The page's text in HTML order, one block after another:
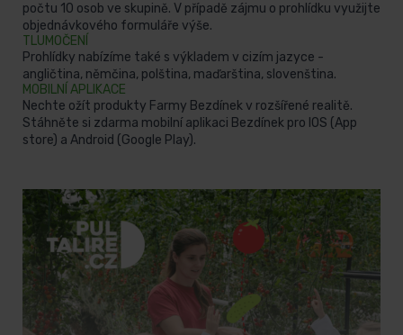
počtu 10 osob ve skupině. V případě zájmu o prohlídku využijte
objednávkového formuláře výše.
TLUMOČENÍ
Prohlídky nabízíme také s výkladem v cizím jazyce -
angličtina, němčina, polština, maďarština, slovenština.
MOBILNÍ APLIKACE
Nechte ožít produkty Farmy Bezdínek v rozšířené realitě.
Stáhněte si zdarma mobilní aplikaci Bezdínek pro IOS (App
store) a Android (Google Play).